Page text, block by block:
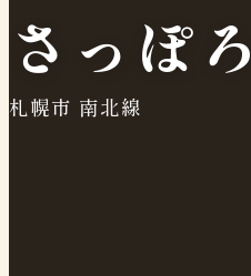
さっぽろ
札幌市 南北線